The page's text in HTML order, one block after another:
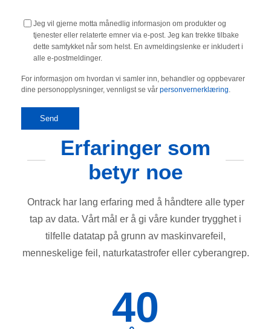
Jeg vil gjerne motta månedlig informasjon om produkter og
tjenester eller relaterte emner via e-post. Jeg kan trekke tilbake
dette samtykket når som helst. En avmeldingslenke er inkludert i
alle e-postmeldinger.
For informasjon om hvordan vi samler inn, behandler og oppbevarer
dine personopplysninger, vennligst se vår personvernerklæring.
Erfaringer som
betyr noe
Ontrack har lang erfaring med å håndtere alle typer
tap av data. Vårt mål er å gi våre kunder trygghet i
tilfelle datatap på grunn av maskinvarefeil,
menneskelige feil, naturkatastrofer eller cyberangrep.
40